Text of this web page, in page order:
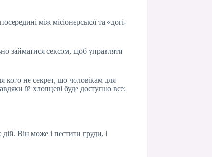
між місіонерської та «догі-
займатися сексом, щоб управляти
кого не секрет, що чоловікам для
їй хлопцеві буде доступно все:
Він може і пестити груди, і